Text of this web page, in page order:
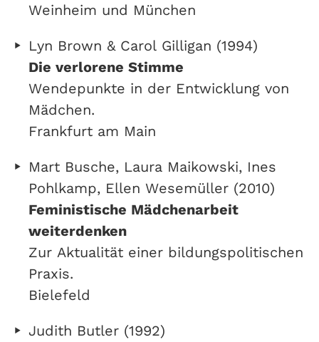
Weinheim und München
Lyn Brown & Carol Gilligan (1994)
Die verlorene Stimme
Wendepunkte in der Entwicklung von
Mädchen.
Frankfurt am Main
Mart Busche, Laura Maikowski, Ines
Pohlkamp, Ellen Wesemüller (2010)
Feministische Mädchenarbeit
weiterdenken
Zur Aktualität einer bildungspolitischen
Praxis.
Bielefeld
Judith Butler (1992)